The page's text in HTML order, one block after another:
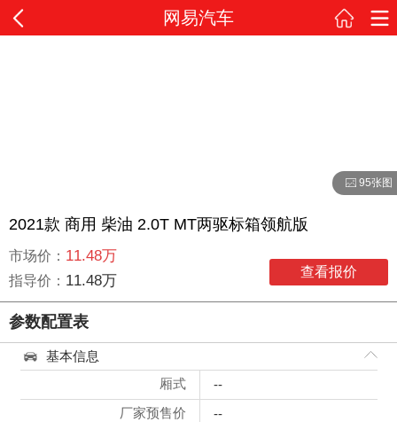
网易汽车
95张图
2021款 商用 柴油 2.0T MT两驱标箱领航版
市场价： 11.48万
指导价： 11.48万
查看报价
参数配置表
基本信息
厢式
--
厂家预售价
--